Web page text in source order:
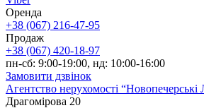
Оренда
+38 (067) 216-47-95
Продаж
+38 (067) 420-18-97
пн-сб: 9:00-19:00, нд: 10:00-16:00
Замовити дзвінок
Агентство нерухомості
Драгомірова 20